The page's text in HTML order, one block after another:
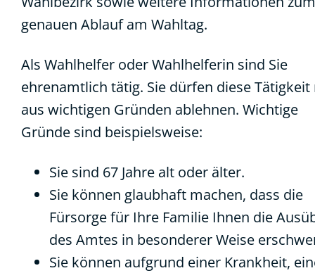
genauen Ablauf am Wahltag.
Als Wahlhelfer oder Wahlhelferin sind Sie
ehrenamtlich tätig. Sie dürfen diese Tätigkeit
aus wichtigen Gründen ablehnen. Wichtige
Gründe sind beispielsweise:
Sie sind 67 Jahre alt oder älter.
Sie können glaubhaft machen, dass die
Fürsorge für Ihre Familie Ihnen die
des Amtes in besonderer Weise
Sie können aufgrund einer Krankheit,